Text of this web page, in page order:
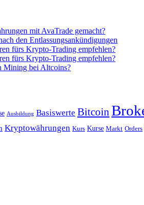
mit AvaTrade gemacht?
den Entlassungsankündigungen
fürs Krypto-Trading empfehlen?
fürs Krypto-Trading empfehlen?
Mining bei Altcoins?
Ausbildung Basiswerte Bitcoin
Kryptowährungen Kurs Kurse Markt Orders